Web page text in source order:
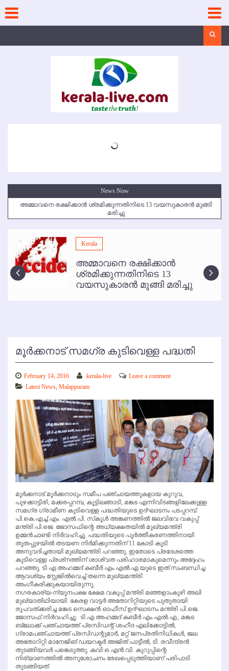
content
News Now
അമ്മാവനെ രക്ഷിക്കാന്‍ ശ്രമിക്കുന്നതിനിടെ 13 വയസുകാരന്‍ മുങ്ങി
മരിച്ചു
മമ്പുറം ആണ്ടു നേര്‍ച്ച ജൂണ്‍ 17 മുതല്‍
ഇനി രമേശ് പിഷാരടി സ്റ്റേജ് ഷോകള്‍ക്ക് ഇല്ല
കോഴിക്കോട് വിമാനത്താവളത്തില്‍ അനധികൃത പാര്‍ക്കിംഗ് പിരിവ് :
പരാതി തള്ളി
Kerala
അമ്മാവനെ രക്ഷിക്കാന്‍
ശ്രമിക്കുന്നതിനിടെ 13
വയസുകാരന്‍ മുങ്ങി മരിച്ചു
മൂര്‍ക്കനാട് സമഗ്ര കുടിവെള്ള പദ്ധതി
February 14, 2016 kerala-live
Leave a comment
Latest News Malappuram
മൂര്‍ക്കനാട് മൂര്‍ക്കനാടും സമീപ പഞ്ചായത്തുകളായ കുറുവ,
പുഴക്കാട്ടിരി, മക്കരപ്പറമ്പ, കൂട്ടിലങ്ങാടി, മങ്കട എന്നിവിടങ്ങളിലേക്കുള്ള
സമഗ്ര ഗ്രാമീണ കുടിവെള്ള പദ്ധതിയുടെ ഉദ്ഘാടനം പടപ്പറമ്പ്
പി.കെ.എച്ച്.എം. എല്‍.പി. സ്‌കൂള്‍ അങ്കണത്തില്‍ ജലവിഭവ വകുപ്പ്
മന്ത്രി പി.ജെ. ജോസഫിന്റെ അധ്യക്ഷതയില്‍ മുഖ്യമന്ത്രി
ഉമ്മന്‍ചാണ്ടി നിര്‍വഹിച്ചു. പദ്ധതിയുടെ പൂര്‍ത്തീകരണത്തിനായി
തൂതപ്പുഴയില്‍ തടയണ നിര്‍മിക്കുന്നതിന് 11 കോടി കൂടി
അനുവദിച്ചതായി മുഖ്യമന്ത്രി പറഞ്ഞു. ഇതോടെ പ്രദേശത്തെ
കുടിവെള്ള പ്രശ്‌നത്തിന് ശാശ്വത പരിഹാരമാകുമെന്നും അദ്ദേഹം
പറഞ്ഞു. ടി.എ അഹമ്മദ് കബീര്‍ എം.എല്‍.എ.യുടെ ഇത് സംബന്ധിച്ച
ആവശ്യം സ്റ്റേജില്‍വെച്ച് തന്നെ മുഖ്യമന്ത്രി
അംഗീകരിക്കുകയായിരുന്നു.
നഗരകാര്യ-ന്യൂനപക്ഷ ക്ഷേമ വകുപ്പ് മന്ത്രി മഞ്ഞളാംകുഴി അലി
മുഖ്യാതിഥിയായി. കേരള വാട്ടര്‍ അതോറിറ്റിയുടെ പുതുതായി
രൂപവത്ക്കരിച്ച മങ്കട സെക്ഷന്‍ ഓഫീസ് ഉദ്ഘാടനം മന്ത്രി പി.ജെ.
ജോസഫ് നിര്‍വഹിച്ചു. ടി.എ അഹമ്മദ് കബീര്‍ എം.എല്‍.എ., മങ്കട
ബ്ലോക്ക് പഞ്ചായത്ത് പ്രസിഡന്റ് ശഹീദ എലിക്കോട്ടില്‍,
ഗ്രാമപഞ്ചായത്ത് പ്രസിഡന്റുമാര്‍, മറ്റ് ജനപ്രതിനിധികള്‍, ജല
അതോറിറ്റി മാനേജിങ് ഡയറക്ടര്‍ അജിത് പാട്ടീല്‍, ടി. രവീന്ദ്രന്‍
തുടങ്ങിയവര്‍ പങ്കെടുത്തു. കവി ഒ.എന്‍.വി. കുറുപ്പിന്റെ
നിര്യാണത്തില്‍ അനുശോചനം രേഖപ്പെടുത്തിയാണ് പരിപാടി
തുടങ്ങിയത്.